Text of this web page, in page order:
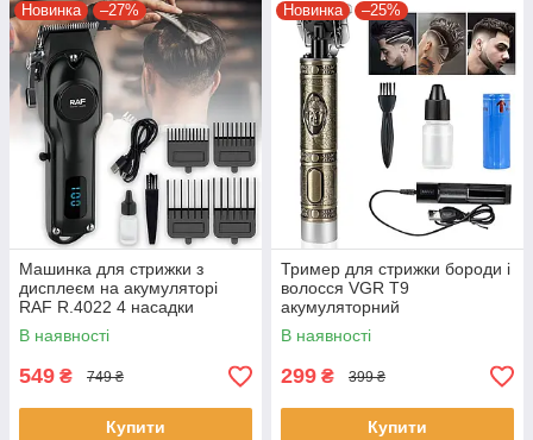
Новинка –27%
Машинка для стрижки з
дисплеєм на акумуляторі
RAF R.4022 4 насадки
В наявності
549 ₴ 749 ₴
Купити
Новинка –25%
Тример для стрижки бороди і
волосся VGR T9
акумуляторний
В наявності
299 ₴ 399 ₴
Купити